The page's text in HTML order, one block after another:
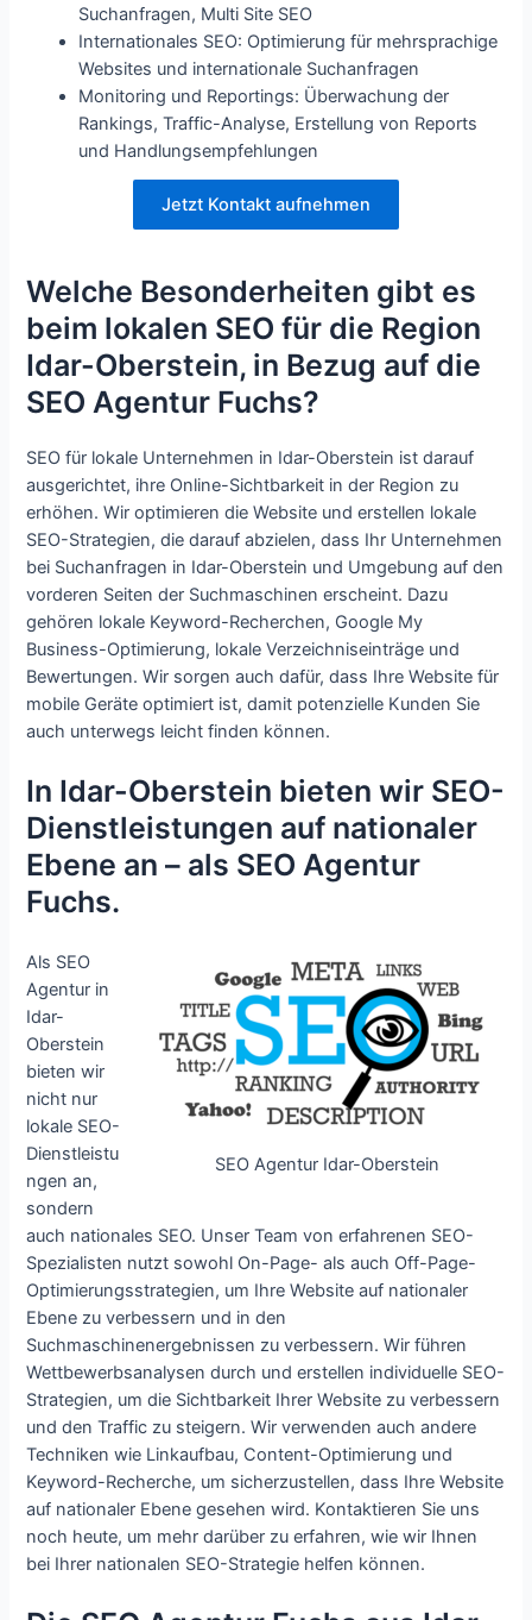
Suchanfragen, Multi Site SEO
Internationales SEO: Optimierung für mehrsprachige
Websites und internationale Suchanfragen
Monitoring und Reportings: Überwachung der
Rankings, Traffic-Analyse, Erstellung von Reports
und Handlungsempfehlungen
Jetzt Kontakt aufnehmen
Welche Besonderheiten gibt es
beim lokalen SEO für die Region
Idar-Oberstein, in Bezug auf die
SEO Agentur Fuchs?
SEO für lokale Unternehmen in Idar-Oberstein ist darauf
ausgerichtet, ihre Online-Sichtbarkeit in der Region zu
erhöhen. Wir optimieren die Website und erstellen lokale
SEO-Strategien, die darauf abzielen, dass Ihr Unternehmen
bei Suchanfragen in Idar-Oberstein und Umgebung auf den
vorderen Seiten der Suchmaschinen erscheint. Dazu
gehören lokale Keyword-Recherchen, Google My
Business-Optimierung, lokale Verzeichniseinträge und
Bewertungen. Wir sorgen auch dafür, dass Ihre Website für
mobile Geräte optimiert ist, damit potenzielle Kunden Sie
auch unterwegs leicht finden können.
In Idar-Oberstein bieten wir SEO-
Dienstleistungen auf nationaler
Ebene an – als SEO Agentur
Fuchs.
SEO Agentur Idar-Oberstein
Als SEO
Agentur in
Idar-
Oberstein
bieten wir
nicht nur
lokale SEO-
Dienstleistu
ngen an,
sondern
auch nationales SEO. Unser Team von erfahrenen SEO-
Spezialisten nutzt sowohl On-Page- als auch Off-Page-
Optimierungsstrategien, um Ihre Website auf nationaler
Ebene zu verbessern und in den
Suchmaschinenergebnissen zu verbessern. Wir führen
Wettbewerbsanalysen durch und erstellen individuelle SEO-
Strategien, um die Sichtbarkeit Ihrer Website zu verbessern
und den Traffic zu steigern. Wir verwenden auch andere
Techniken wie Linkaufbau, Content-Optimierung und
Keyword-Recherche, um sicherzustellen, dass Ihre Website
auf nationaler Ebene gesehen wird. Kontaktieren Sie uns
noch heute, um mehr darüber zu erfahren, wie wir Ihnen
bei Ihrer nationalen SEO-Strategie helfen können.